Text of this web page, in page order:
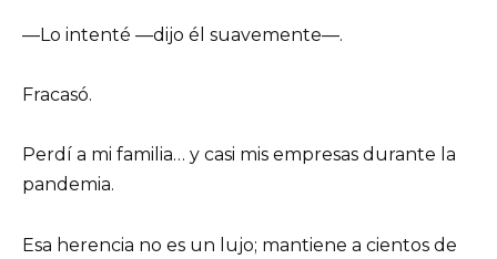
—Lo intenté —dijo él suavemente—.
Fracasó.
Perdí a mi familia… y casi mis empresas durante la
pandemia.
Esa herencia no es un lujo; mantiene a cientos de